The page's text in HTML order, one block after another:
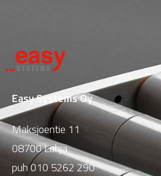
Easy Systems Oy
Maksjoentie 11
08700 Lohja
puh010 5262 290